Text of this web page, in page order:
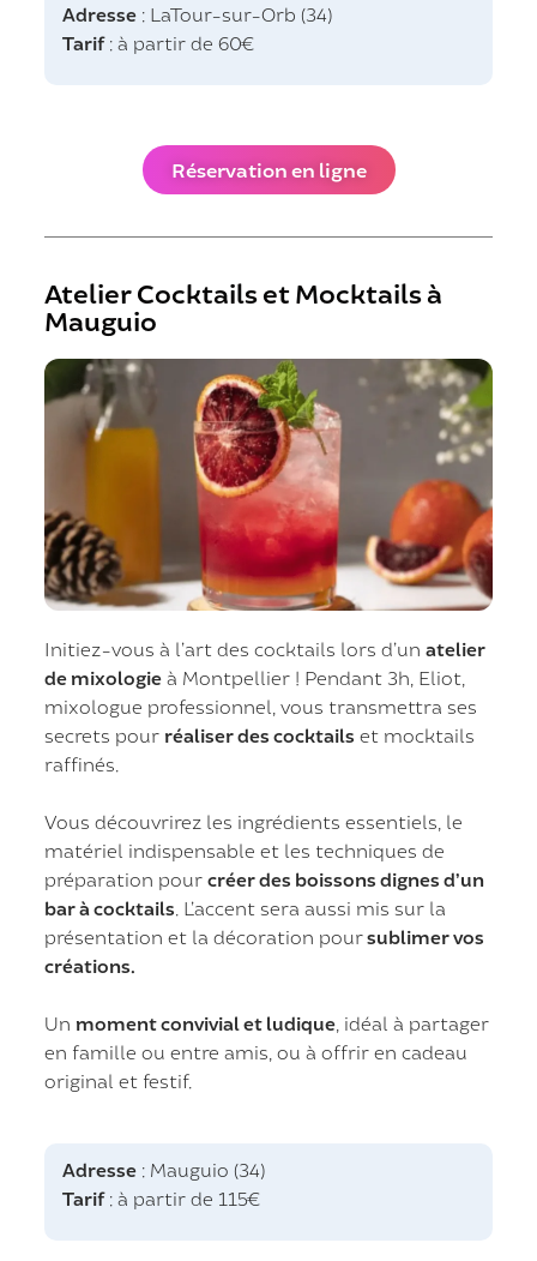
Adresse : LaTour-sur-Orb (34)
Tarif: à partir de 60€
Réservation en ligne
Atelier Cocktails et Mocktails à
Mauguio
Initiez-vous à l’art des cocktails lors d’unatelier
de mixologie à Montpellier ! Pendant 3h, Eliot,
mixologue professionnel, vous transmettra ses
secrets pour réaliser des cocktails et mocktails
raffinés.
Vous découvrirez les ingrédients essentiels, le
matériel indispensable et les techniques de
préparation pourcréer des boissons dignes d’un
bar à cocktails . L’accent sera aussi mis sur la
présentation et la décoration poursublimer vos
créations.
Un moment convivial et ludique , idéal à partager
en famille ou entre amis, ou à offrir en cadeau
original et festif.
Adresse : Mauguio (34)
Tarif: à partir de 115€